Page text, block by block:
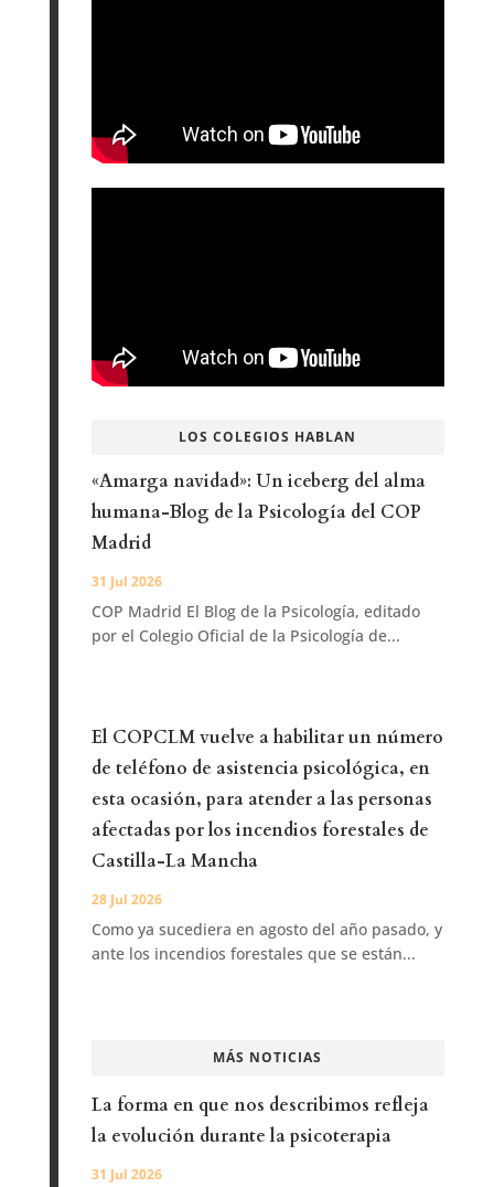
LOS COLEGIOS HABLAN
«Amarga navidad»: Un iceberg del alma
humana-Blog de la Psicología del COP
Madrid
31 Jul 2026
COP Madrid El Blog de la Psicología, editado
por el Colegio Oficial de la Psicología de...
El COPCLM vuelve a habilitar un número
de teléfono de asistencia psicológica, en
esta ocasión, para atender a las personas
afectadas por los incendios forestales de
Castilla-La Mancha
28 Jul 2026
Como ya sucediera en agosto del año pasado, y
ante los incendios forestales que se están...
MÁS NOTICIAS
La forma en que nos describimos refleja
la evolución durante la psicoterapia
31 Jul 2026